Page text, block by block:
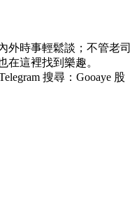
外時事輕鬆談；不管老司
在這裡找到樂趣。
搜尋：Gooaye 股